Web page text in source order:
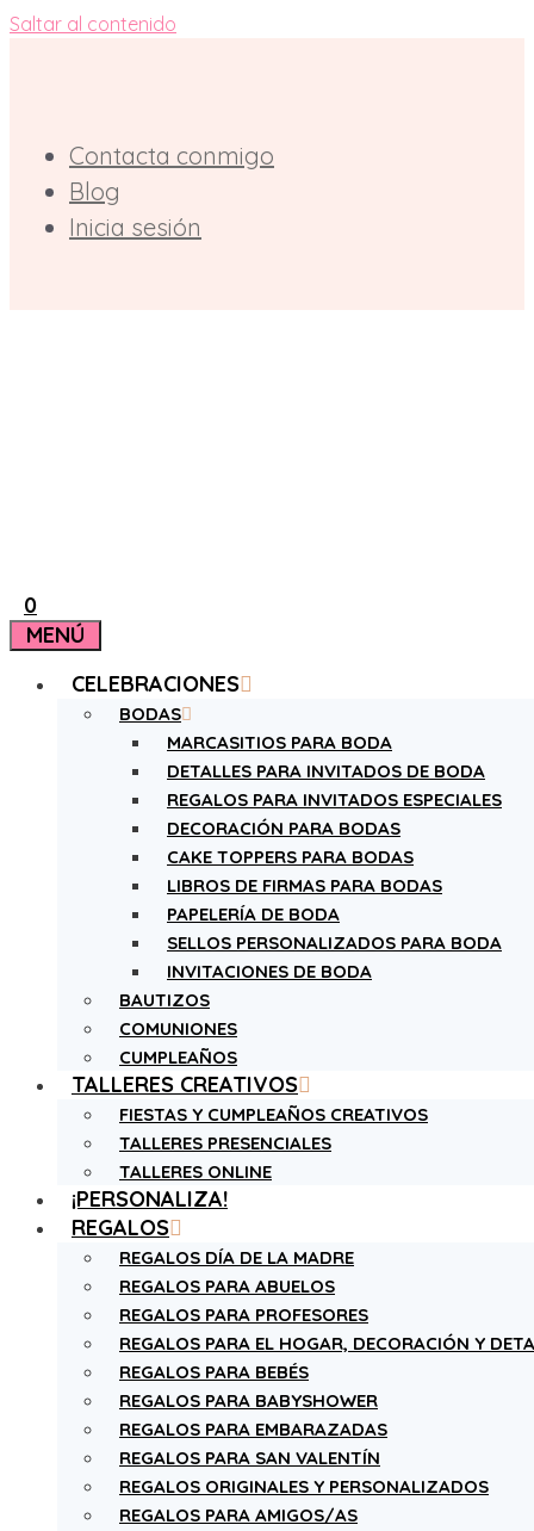
Saltar al contenido
Contacta conmigo
Blog
Inicia sesión
0
MENÚ
CELEBRACIONES
BODAS
MARCASITIOS PARA BODA
DETALLES PARA INVITADOS DE BODA
REGALOS PARA INVITADOS ESPECIALES
DECORACIÓN PARA BODAS
CAKE TOPPERS PARA BODAS
LIBROS DE FIRMAS PARA BODAS
PAPELERÍA DE BODA
SELLOS PERSONALIZADOS PARA BODA
INVITACIONES DE BODA
BAUTIZOS
COMUNIONES
CUMPLEAÑOS
TALLERES CREATIVOS
FIESTAS Y CUMPLEAÑOS CREATIVOS
TALLERES PRESENCIALES
TALLERES ONLINE
¡PERSONALIZA!
REGALOS
REGALOS DÍA DE LA MADRE
REGALOS PARA ABUELOS
REGALOS PARA PROFESORES
REGALOS PARA EL HOGAR, DECORACIÓN Y
REGALOS PARA BEBÉS
REGALOS PARA BABYSHOWER
REGALOS PARA EMBARAZADAS
REGALOS PARA SAN VALENTÍN
REGALOS ORIGINALES Y PERSONALIZADOS
REGALOS PARA AMIGOS/AS